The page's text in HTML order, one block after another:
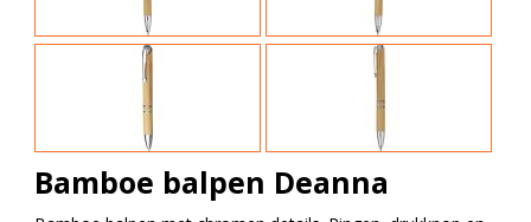
Bamboe balpen Deanna